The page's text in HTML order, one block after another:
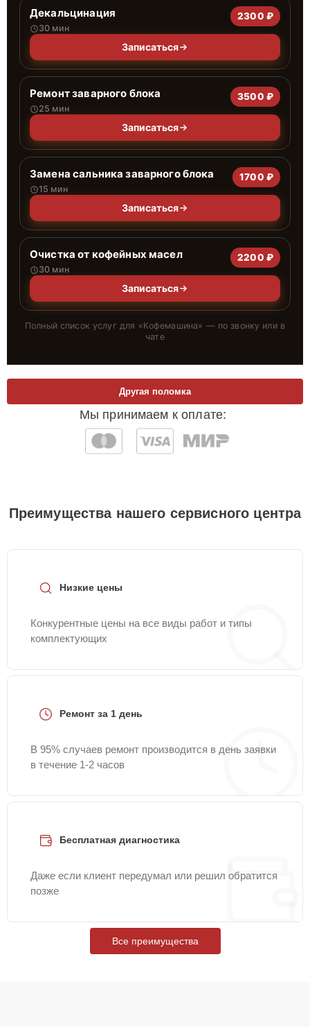
Декальцинация
30 мин
2300 ₽
Записаться
Ремонт заварного блока
25 мин
3500 ₽
Записаться
Замена сальника заварного блока
15 мин
1700 ₽
Записаться
Очистка от кофейных масел
30 мин
2200 ₽
Записаться
Полный список услуг для «Кофемашина» — по звонку или в
чате
Мы принимаем к оплате:
Другая поломка
Преимущества нашего сервисного центра
Низкие цены
Конкурентные цены на все виды работ и типы
комплектующих
Ремонт за 1 день
В 95% случаев ремонт производится в день заявки
в течение 1-2 часов
Бесплатная диагностика
Даже если клиент передумал или решил обратится
позже
Все преимущества